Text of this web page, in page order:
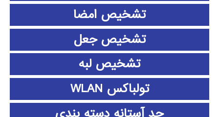
تشخیص امضا
تشخیص جعل
تشخیص لبه
تولباکس WLAN